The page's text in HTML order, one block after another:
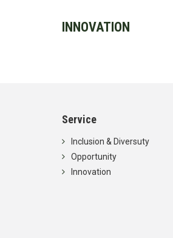
INNOVATION
Service
Inclusion & Diversuty
Opportunity
Innovation